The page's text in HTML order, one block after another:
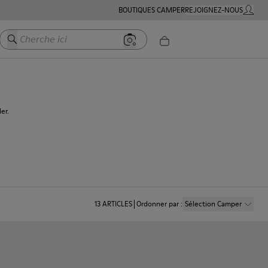
BOUTIQUES CAMPERREJOIGNEZ-NOUSMON
Cherche ici
13ARTICLES Ordonner par: Sélection Camper